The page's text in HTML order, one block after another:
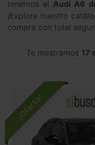
tenemos el Audi A6
¡Explora nuestro
compra con total
Te mostramos 17